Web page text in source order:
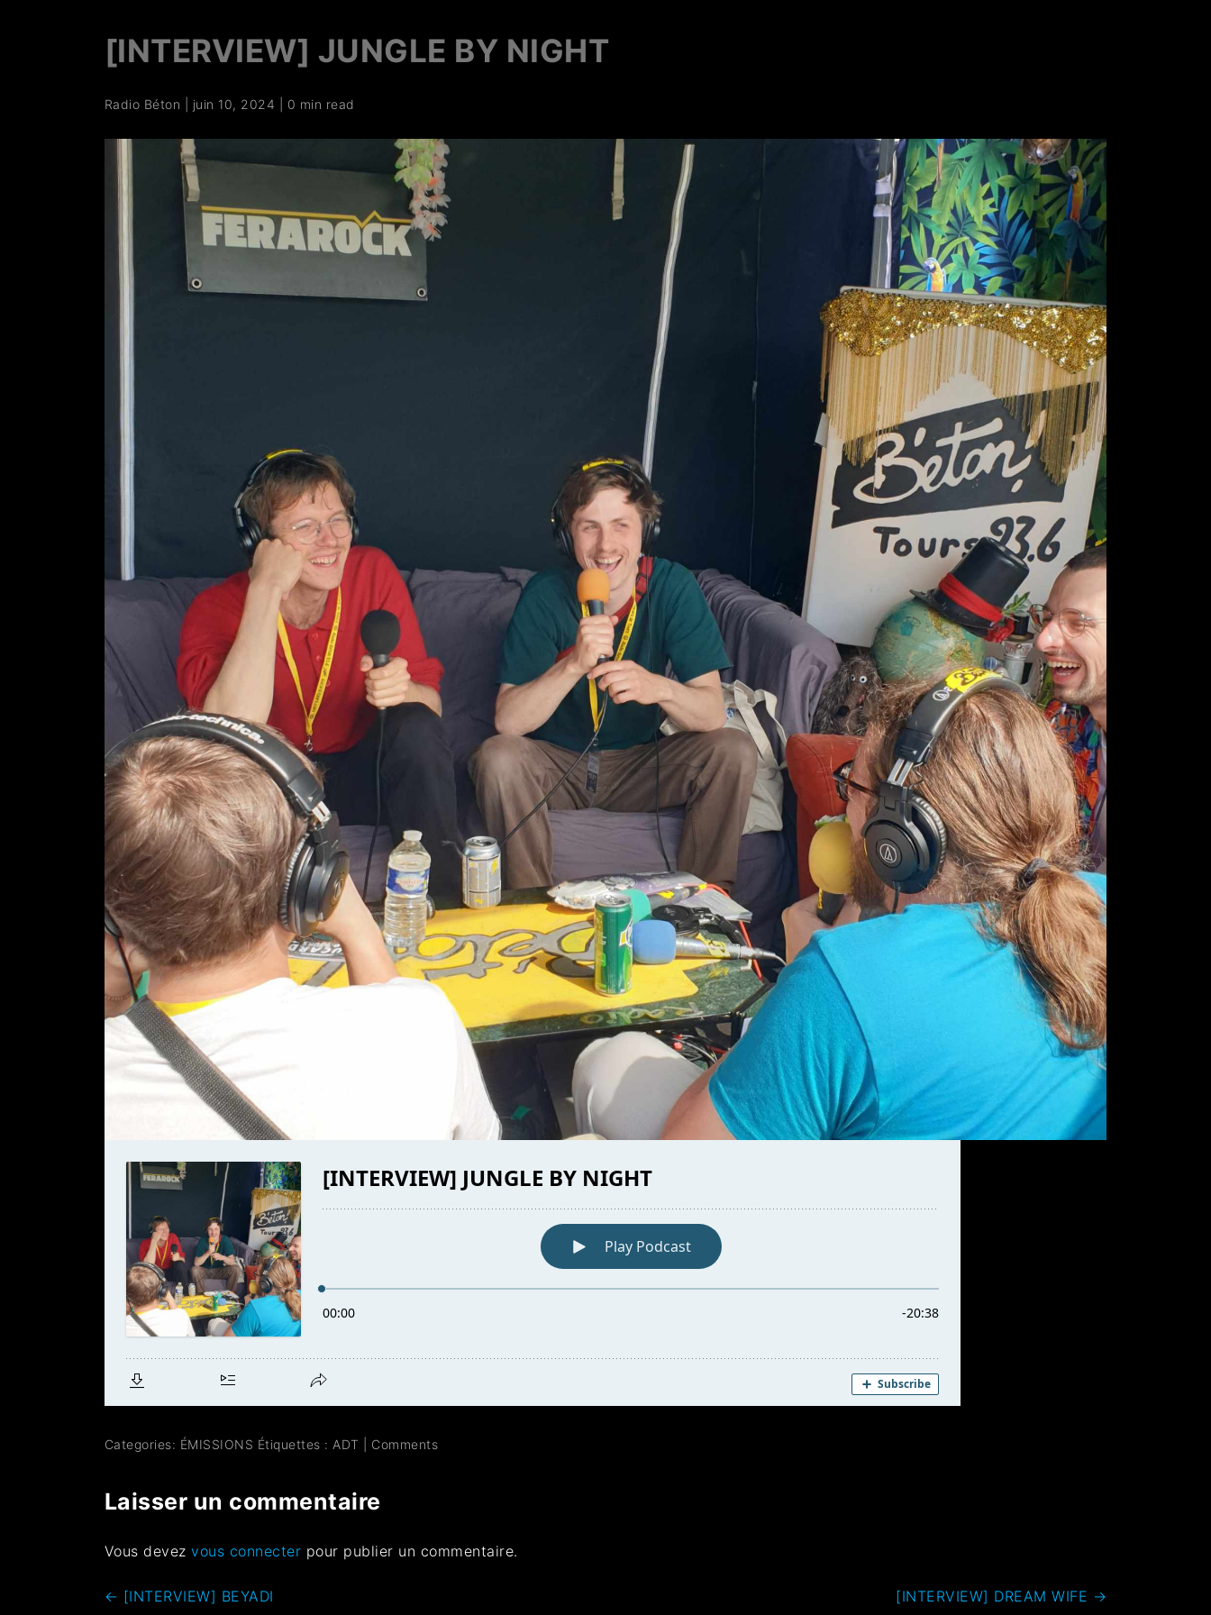
[INTERVIEW] JUNGLE BY NIGHT
Radio Béton juin 10, 2024 0 min read
Categories: ÉMISSIONS Étiquettes : ADT Comments
Laisser un commentaire
Vous devezvous connecter pour publier un commentaire.
← [INTERVIEW] BEYADI [INTERVIEW] DREAM WIFE →